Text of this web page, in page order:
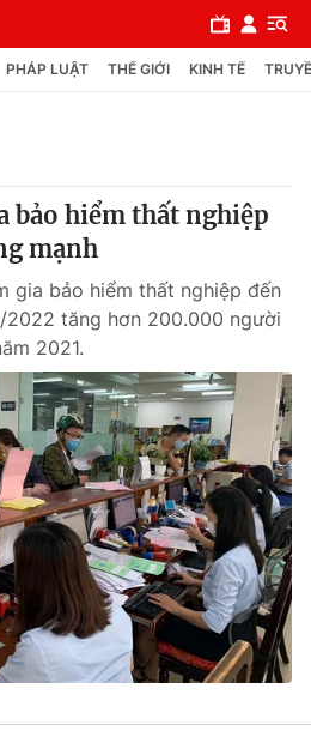
PHÁP LUẬT THẾ GIỚI KINH TẾ
bảo hiểm thất nghiệp
mạnh
gia bảo hiểm thất nghiệp đến
tăng hơn 200.000 người
2021.